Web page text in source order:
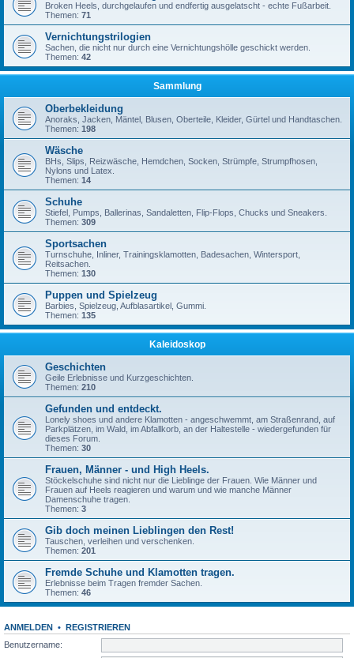
Broken Heels, durchgelaufen und endfertig ausgelatscht - echte Fußarbeit.
Themen: 71
Vernichtungstrilogien
Sachen, die nicht nur durch eine Vernichtungshölle geschickt werden.
Themen: 42
Sammlung
Oberbekleidung
Anoraks, Jacken, Mäntel, Blusen, Oberteile, Kleider, Gürtel und Handtaschen.
Themen: 198
Wäsche
BHs, Slips, Reizwäsche, Hemdchen, Socken, Strümpfe, Strumpfhosen,
Nylons und Latex.
Themen: 14
Schuhe
Stiefel, Pumps, Ballerinas, Sandaletten, Flip-Flops, Chucks und Sneakers.
Themen: 309
Sportsachen
Turnschuhe, Inliner, Trainingsklamotten, Badesachen, Wintersport,
Reitsachen.
Themen: 130
Puppen und Spielzeug
Barbies, Spielzeug, Aufblasartikel, Gummi.
Themen: 135
Kaleidoskop
Geschichten
Geile Erlebnisse und Kurzgeschichten.
Themen: 210
Gefunden und entdeckt.
Lonely shoes und andere Klamotten - angeschwemmt, am Straßenrand, auf
Parkplätzen, im Wald, im Abfallkorb, an der Haltestelle - wiedergefunden für
dieses Forum.
Themen: 30
Frauen, Männer - und High Heels.
Stöckelschuhe sind nicht nur die Lieblinge der Frauen. Wie Männer und
Frauen auf Heels reagieren und warum und wie manche Männer
Damenschuhe tragen.
Themen: 3
Gib doch meinen Lieblingen den Rest!
Tauschen, verleihen und verschenken.
Themen: 201
Fremde Schuhe und Klamotten tragen.
Erlebnisse beim Tragen fremder Sachen.
Themen: 46
ANMELDEN • REGISTRIEREN
Benutzername: